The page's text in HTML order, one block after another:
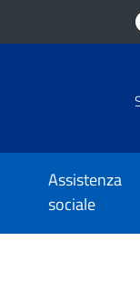
Assistenza
sociale